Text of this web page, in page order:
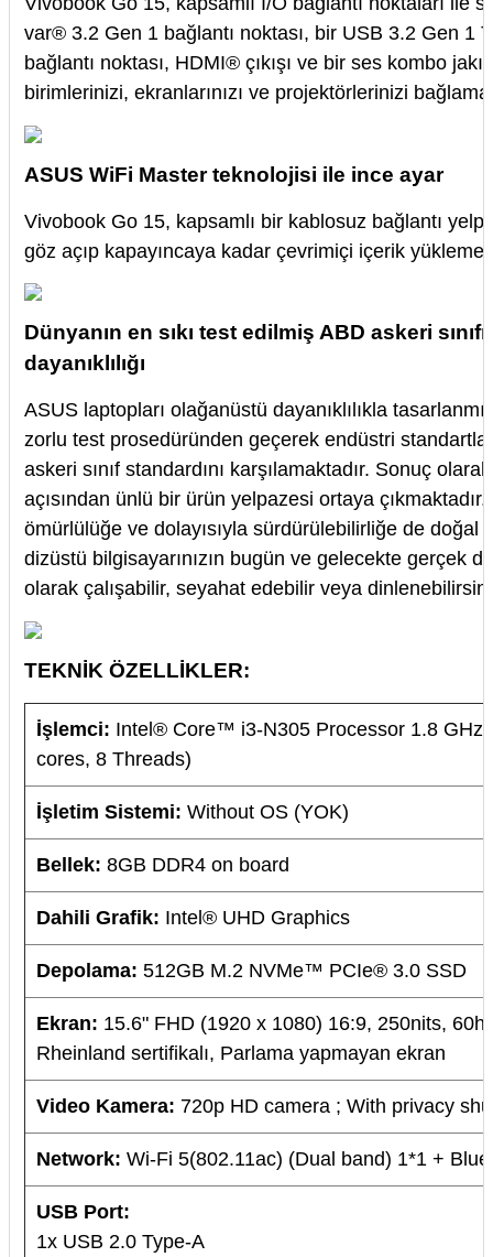
var® 3.2 Gen 1 bağlantı noktası, bir USB 3.2 Gen 1
bağlantı noktası, HDMI® çıkışı ve bir ses kombo
birimlerinizi, ekranlarınızı ve projektörlerinizi
ASUS WiFi Master teknolojisi ile ince ayar
Vivobook Go 15, kapsamlı bir kablosuz bağlantı
göz açıp kapayıncaya kadar çevrimiçi içerik
Dünyanın en sıkı test edilmiş ABD askeri
dayanıklılığı
ASUS laptopları olağanüstü dayanıklılıkla
zorlu test prosedüründen geçerek endüstri
askeri sınıf standardını karşılamaktadır. Sonuç
açısından ünlü bir ürün yelpazesi ortaya
ömürlülüğe ve dolayısıyla sürdürülebilirliğe de doğal
dizüstü bilgisayarınızın bugün ve gelecekte gerçek
olarak çalışabilir, seyahat edebilir veya
TEKNİK ÖZELLİKLER:
İşlemci: Intel® Core™ i3-N305 Processor 1.8 GHz
cores, 8 Threads)
İşletim Sistemi: Without OS (YOK)
Bellek: 8GB DDR4 on board
Dahili Grafik: Intel® UHD Graphics
Depolama: 512GB M.2 NVMe™ PCIe® 3.0 SSD
Ekran: 15.6" FHD (1920 x 1080) 16:9, 250nits,
Rheinland sertifikalı, Parlama yapmayan ekran
Video Kamera: 720p HD camera ; With privacy
Network: Wi-Fi 5(802.11ac) (Dual band) 1*1 +
USB Port:
1x USB 2.0 Type-A